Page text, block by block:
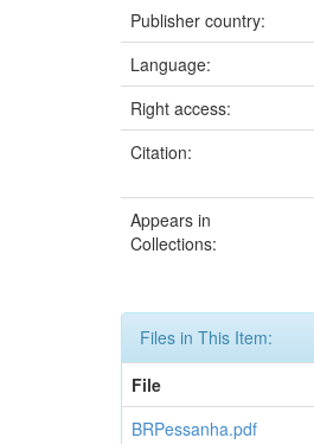
Publisher country:
Language:
Right access:
Citation:
Appears in
Collections:
Files in This Item:
File
BRPessanha.pdf